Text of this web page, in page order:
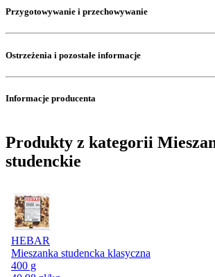
Przygotowywanie i przechowywanie
Ostrzeżenia i pozostałe informacje
Informacje producenta
Produkty z kategorii
studenckie
HEBAR
Mieszanka studencka klasyczna
400 g